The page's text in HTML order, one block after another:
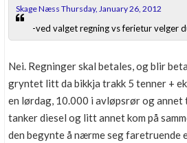
Skage Næss Thursday, January 26, 2012
-ved valget regning vs ferietur velger
Nei. Regninger skal betales, og blir
gryntet litt da bikkja trakk 5 tenner +
en lørdag, 10.000 i avløpsrør og
tanker diesel og litt annet kom på
den begynte å nærme seg faretruende